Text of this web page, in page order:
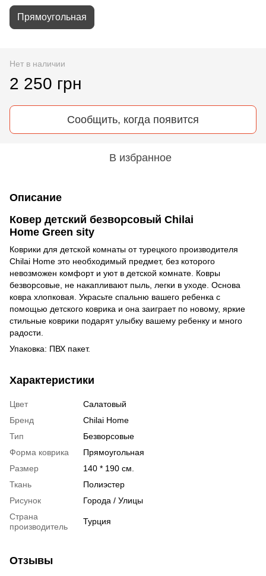
Прямоугольная
Нет в наличии
2 250 грн
Сообщить, когда появится
В избранное
Описание
Ковер детский безворсовый Chilai
Home Green sity
Коврики для детской комнаты от турецкого производителя
Chilai Home это необходимый предмет, без которого
невозможен комфорт и уют в детской комнате. Ковры
безворсовые, не накапливают пыль, легки в уходе. Основа
ковра хлопковая. Украсьте спальню вашего ребенка с
помощью детского коврика и она заиграет по новому, яркие
стильные коврики подарят улыбку вашему ребенку и много
радости.
Упаковка: ПВХ пакет.
Характеристики
Цвет
Салатовый
Бренд
Chilai Home
Тип
Безворсовые
Форма коврика
Прямоугольная
Размер
140 * 190 см.
Ткань
Полиэстер
Рисунок
Города / Улицы
Страна
производитель
Турция
Отзывы